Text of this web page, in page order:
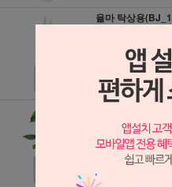
율마 탁상용(BJ_1
45,000원
450원 적립
(BJ_01) 실내공기
정화식물 미세..
54,000원
540원 적립